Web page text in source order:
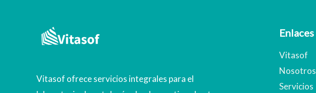
Vitasof ofrece servicios integrales para el
Enlaces
Vitasof
Nosotros
Servicios